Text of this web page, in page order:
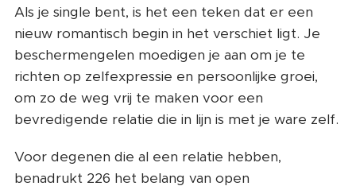
Als je single bent, is het een teken dat er een
nieuw romantisch begin in het verschiet ligt. Je
beschermengelen moedigen je aan om je te
richten op zelfexpressie en persoonlijke groei,
om zo de weg vrij te maken voor een
bevredigende relatie die in lijn is met je ware zelf.
Voor degenen die al een relatie hebben,
benadrukt 226 het belang van open